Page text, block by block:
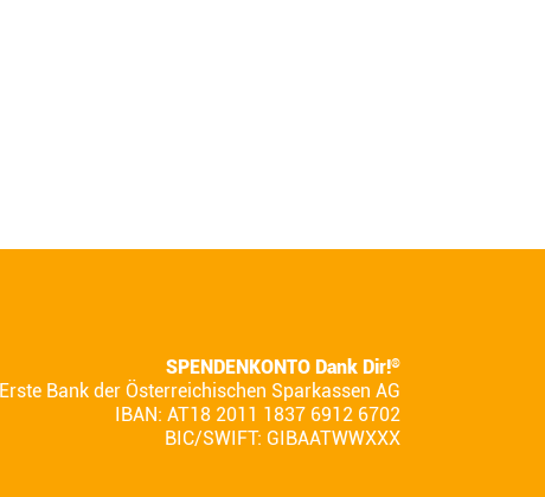
SPENDENKONTO Dank Dir!®
Erste Bank der Österreichischen Sparkassen AG
IBAN: AT18 2011 1837 6912 6702
BIC/SWIFT: GIBAATWWXXX